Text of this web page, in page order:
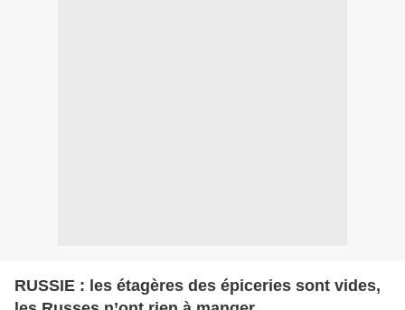
RUSSIE : les étagères des épiceries sont vides,